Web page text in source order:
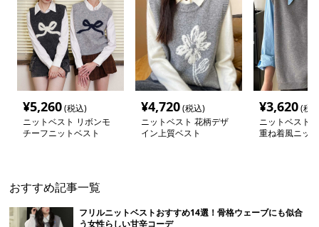
¥5,260(税込)
ニットベスト リボンモ
チーフニットベスト
¥4,720(税込)
ニットベスト 花柄デザ
イン上質ベスト
¥3,620(税
ニットベスト
重ね着風ニッ
おすすめ記事一覧
フリルニットベストおすすめ14選！骨格ウェーブにも似合
う女性らしい甘辛コーデ